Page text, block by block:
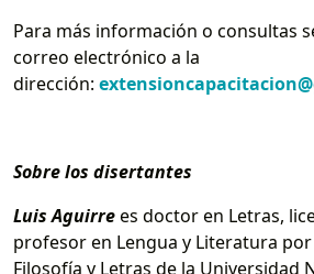
Para más información o consultas
correo electrónico a la
dirección:
Sobre los disertantes
Luis Aguirrees doctor en Letras,
profesor en Lengua y Literatura
Filosofía y Letras de la Universidad